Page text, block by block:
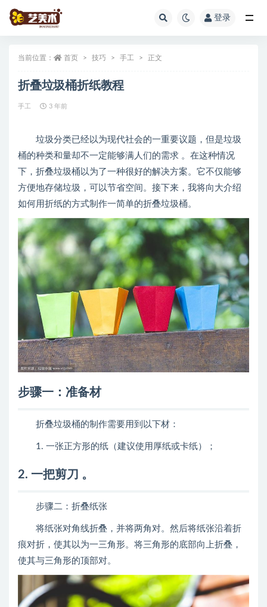
登录
当前位置： 首页 技巧 手工 正文
折叠垃圾桶折纸教程
手工 3 年前
垃圾分类已经以为现代社会的一重要议题，但是垃圾
桶的种类和量却不一定能够满人们的需求 。在这种情况
下，折叠垃圾桶以为了一种很好的解决方案。它不仅能够
方便地存储垃圾，可以节省空间。接下来，我将向大介绍
如何用折纸的方式制作一简单的折叠垃圾桶。
步骤一：准备材
折叠垃圾桶的制作需要用到以下材：
1. 一张正方形的纸（建议使用厚纸或卡纸）；
2. 一把剪刀 。
步骤二：折叠纸张
将纸张对角线折叠，并将两角对。然后将纸张沿着折
痕对折，使其以为一三角形。将三角形的底部向上折叠，
使其与三角形的顶部对。